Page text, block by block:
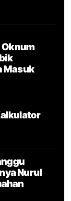
Masuk
Nurul